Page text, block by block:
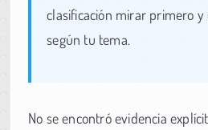
clasificación mirar primero y
según tu tema.
No se encontró evidencia